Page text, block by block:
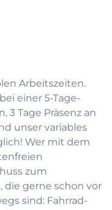
Arbeitszeiten.
einer 5-Tage-
3 Tage Präsenz an
unser variables
Wer mit dem
zum
die gerne schon vor
sind: Fahrrad-